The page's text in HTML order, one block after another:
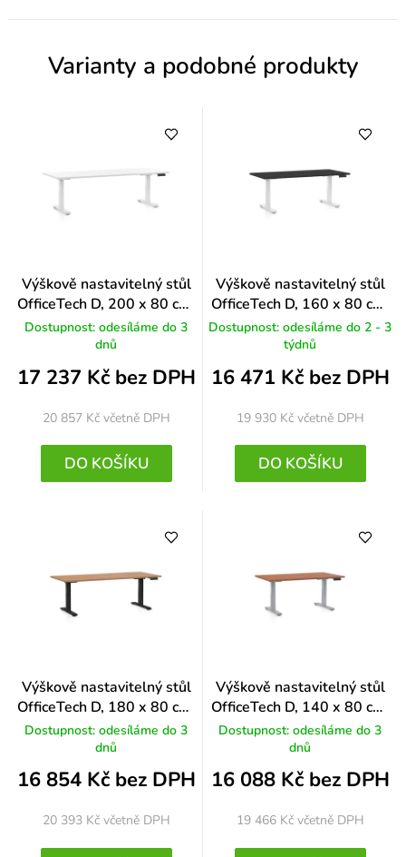
e
Varianty a podobné produkty
Výškově nastavitelný stůl
OfficeTech D, 200 x 80 cm,
bílá podnož, bílá
Dostupnost: odesíláme do 3
dnů
17 237 Kč bez DPH
20 857 Kč včetně DPH
DO KOŠÍKU
Výškově nastavitelný stůl
OfficeTech D, 160 x 80 cm,
bílá podnož, černá
Dostupnost: odesíláme do 2 - 3
týdnů
16 471 Kč bez DPH
19 930 Kč včetně DPH
DO KOŠÍKU
Výškově nastavitelný stůl
OfficeTech D, 180 x 80 cm,
černá podnož, buk
Dostupnost: odesíláme do 3
dnů
16 854 Kč bez DPH
20 393 Kč včetně DPH
Výškově nastavitelný stůl
OfficeTech D, 140 x 80 cm,
šedá podnož, třešeň
Dostupnost: odesíláme do 3
dnů
16 088 Kč bez DPH
19 466 Kč včetně DPH